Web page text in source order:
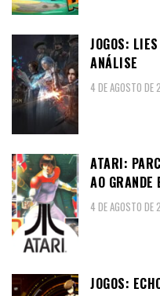
JOGOS:
ANÁLISE
4 DE AGOSTO
ATARI:
AO GRANDE
4 DE AGOSTO
JOGOS: